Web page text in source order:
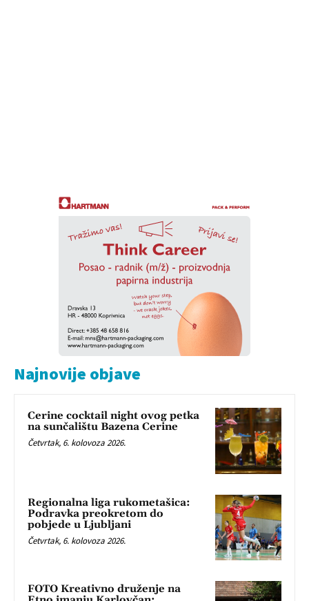
Najnovije objave
Cerine cocktail night ovog petka
na sunčalištu Bazena Cerine
Četvrtak, 6. kolovoza 2026.
Regionalna liga rukometašica:
Podravka preokretom do
pobjede u Ljubljani
Četvrtak, 6. kolovoza 2026.
FOTO Kreativno druženje na